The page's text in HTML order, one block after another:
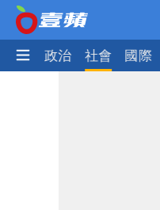
生活 政治 社會 國際
以色列媒體